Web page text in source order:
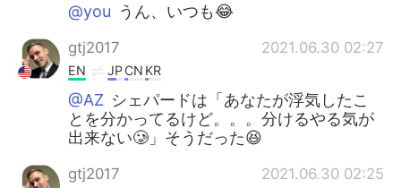
@you うん、いつも😂
gtj2017 2021.06.30 02:27
EN JPCN KR
@AZ シェパードは「あなたが浮気したこ
とを分かってるけど。。。分けるやる気が
出来ない🥲」そうだった😆
gtj2017 2021.06.30 02:25